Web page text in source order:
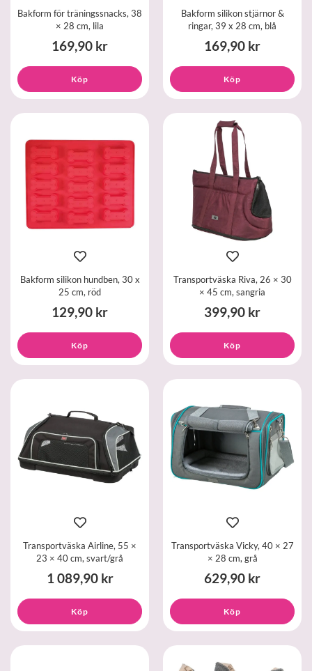
Bakform för träningssnacks, 38
× 28 cm, lila
169,90 kr
Köp
Bakform silikon stjärnor &
ringar, 39 x 28 cm, blå
169,90 kr
Köp
Bakform silikon hundben, 30 x
25 cm, röd
129,90 kr
Köp
Transportväska Riva, 26 × 30
× 45 cm, sangria
399,90 kr
Köp
Transportväska Airline, 55 ×
23 × 40 cm, svart/grå
1 089,90 kr
Köp
Transportväska Vicky, 40 × 27
× 28 cm, grå
629,90 kr
Köp